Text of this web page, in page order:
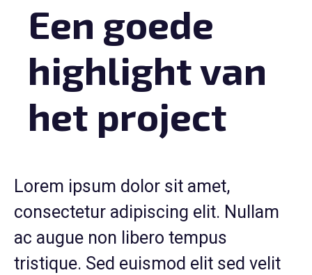
Een goede
highlight van
het project
Lorem ipsum dolor sit amet,
consectetur adipiscing elit. Nullam
ac augue non libero tempus
tristique. Sed euismod elit sed velit